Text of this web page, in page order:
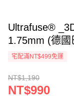
Ultrafuse®
1.75mm (德
宅配滿NT$499免運
NT$1,190
NT$990